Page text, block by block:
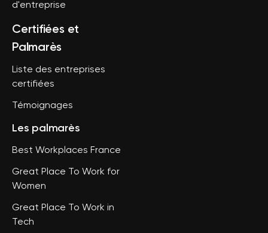
d'entreprise
Certifiées et
Palmarès
Liste des entreprises
certifiées
Témoignages
Les palmarès
Best Workplaces France
Great Place To Work for
Women
Great Place To Work in
Tech